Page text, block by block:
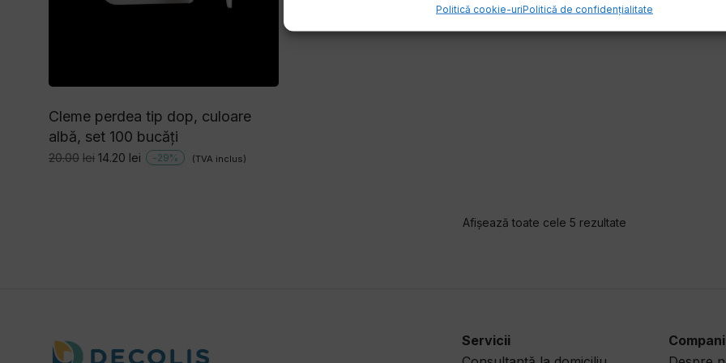
Politică cookie-uriPolitică de confidențialitate
Cleme perdea tip dop, culoare
albă, set 100 bucăți
20.00 lei Prețul
14.20 lei Prețul
-29% (TVA inclus)
Afișează toate cele 5 rezultate
Servicii